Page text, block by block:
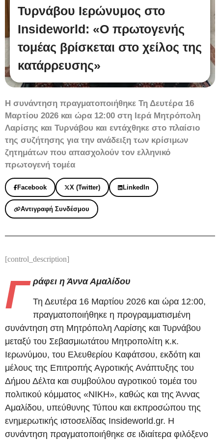
Τυρνάβου Ιερώνυμος στο
Insideworld: «Ο πρωτογενής
τομέας βρίσκεται στο χείλος της
κατάρρευσης»
Η συνάντηση πραγματοποιήθηκε Τη Δευτέρα 16
Μαρτίου 2026 και ώρα 12:00 στη Ιερά Μητρόπολη
Λαρίσης και Τυρνάβου και εντάχθηκε στο πλαίσιο
της συζήτησης για την ανάδειξη των κρίσιμων
ζητημάτων που απασχολούν τον ελληνικό
πρωτογενή τομέα
Facebook X (Twitter) LinkedIn
Αντιγραφή Συνδέσμου
[control_description]
Γ ράφει η Άννα Αμαλίδου
Τη Δευτέρα 16 Μαρτίου 2026 και ώρα 12:00,
πραγματοποιήθηκε η προγραμματισμένη
συνάντηση στη Μητρόπολη Λαρίσης και Τυρνάβου
μεταξύ του Σεβασμιωτάτου Μητροπολίτη κ.κ.
Ιερωνύμου, του Ελευθερίου Καφάτσου, εκδότη και
μέλους της Επιτροπής Αγροτικής Ανάπτυξης του
Δήμου Δέλτα και συμβούλου αγροτικού τομέα του
πολιτικού κόμματος «ΝΙΚΗ», καθώς και της Άννας
Αμαλίδου, υπεύθυνης Τύπου και εκπροσώπου της
ενημερωτικής ιστοσελίδας Insideworld.gr. Η
συνάντηση πραγματοποιήθηκε σε ιδιαίτερα φιλόξενο